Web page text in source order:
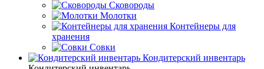
Сковороды
Молотки
Контейнеры для
хранения
Совки
Кондитерский инвентарь